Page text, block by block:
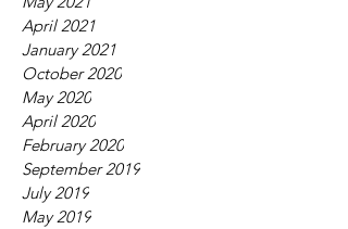
April 2021
January 2021
October 2020
May 2020
April 2020
February 2020
September 2019
July 2019
May 2019